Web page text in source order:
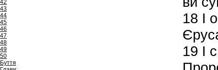
42
43
44
45
46
47
48
49
50
Буття
18 І
19 І